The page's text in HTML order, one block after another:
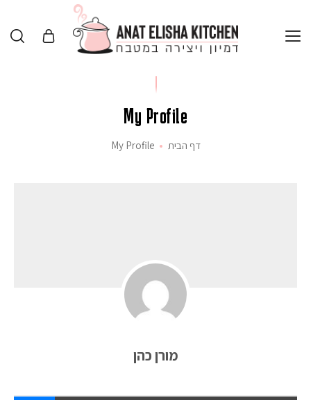
My Profile
דף הבית My Profile
מורן כהן